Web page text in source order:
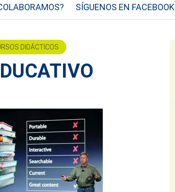
SÍGUENOS EN FACEBOOK
DIDÁCTICOS